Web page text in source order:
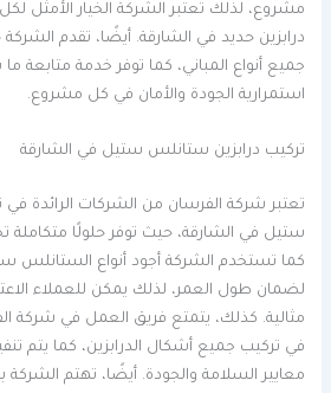
مشروع، لذلك تعتبر الشركة الخيار الأمثل
درابزين حديد في الشارقة. أيضًا، تقدم
جميع أنواع المباني، كما توفر خدمة متابعة
استمرارية الجودة والأمان في كل مشروع.
تركيب درابزين ستانلس ستيل في الشارقة
تعتبر شركة الفرسان من الشركات الرائدة
ستيل في الشارقة، حيث توفر حلولًا متكاملة
كما تستخدم الشركة أجود أنواع الستانلس
لضمان طول العمر، لذلك يمكن للعملاء
مثالية. كذلك، يتمتع فريق العمل في شركة
في تركيب جميع أشكال الدرابزين، كما يتم
معايير السلامة والجودة. أيضًا، تهتم الشركة